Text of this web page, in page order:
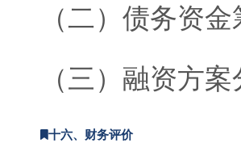
（二）债务资
（三）融资方
十六、财务评价